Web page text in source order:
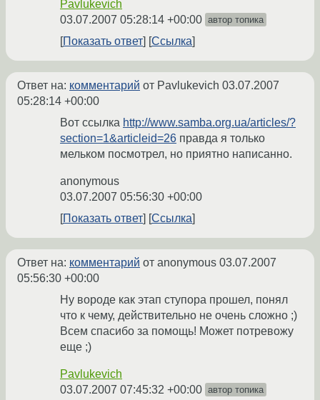
Pavlukevich
03.07.2007 05:28:14 +00:00 автор топика
Показать ответ Ссылка
Ответ на: комментарий от Pavlukevich 03.07.2007
05:28:14 +00:00
Вот ссылка http://www.samba.org.ua/articles/?
section=1&articleid=26 правда я только
мельком посмотрел, но приятно написанно.
anonymous
03.07.2007 05:56:30 +00:00
Показать ответ
Ссылка
Ответ на: комментарий от anonymous 03.07.2007
05:56:30 +00:00
Ну вороде как этап ступора прошел, понял
что к чему, действительно не очень сложно ;)
Всем спасибо за помощь! Может потревожу
еще ;)
Pavlukevich
03.07.2007 07:45:32 +00:00 автор топика